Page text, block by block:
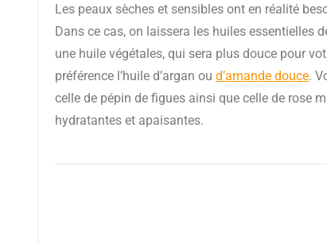
Les peaux sèches et sensibles ont en réalité besoin d’hydratation, rien de plus.
Dans ce cas, on laissera les huiles essentielles
une huile végétales, qui sera plus douce pour
préférence l’huile d’argan ou d’amande douce.
celle de pépin de figues ainsi que celle de rose
hydratantes et apaisantes.